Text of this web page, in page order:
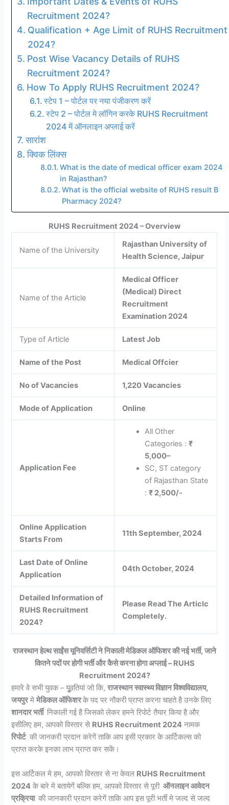
Recruitment 2024?
Qualification + Age Limit of RUHS Recruitment
2024?
Post Wise Vacancy Details of RUHS
Recruitment 2024?
How To Apply RUHS Recruitment 2024?
स्टेप 1 – पोर्टल पर नया पंजीकरण करें
स्टेप 2 – पोर्टल मे लॉगिन करके RUHS Recruitment
2024 में ऑनलाइन अप्लाई करें
सारांश
क्विक लिंक्स
What is the date of medical officer exam 2024
in Rajasthan?
What is the official website of RUHS result B
Pharmacy 2024?
RUHS Recruitment 2024– Overview
Name of the University
Rajasthan University of
Health Science, Jaipur
Name of the Article
Medical Officer
(Medical) Direct
Recruitment
Examination 2024
Type of Article Latest Job
Name of the Post Medical Offcier
No of Vacancies 1,220 Vacancies
Mode of Application Online
Application Fee
All Other
Categories : ₹
5,000–
SC, ST category
of Rajasthan State
: ₹ 2,500/-
Online Application
Starts From
11th September, 2024
Last Date of Online
Application
04th October, 2024
Detailed Information of
RUHS Recruitment
2024?
Please Read The Articlc
Completely.
राजस्थान हेल्थ साईंस यूनिवर्सिटी ने निकाली मेडिकल ऑफिशर की नई भर्ती, जाने
कितने पदों पर होगी भर्ती और कैसे करना होगा अप्लाई–RUHS
Recruitment 2024?
हमारे वे सभी युवक – युूवतियां जो कि,राजस्थान स्वास्थ्य विज्ञान विश्वविद्यालय,
जयपुरमेमेडिकल ऑफिशरके पद पर नौकरी प्राप्त करना चाहते है उनके लिए
शानदार भर्ती निकाली गई है जिसको लेकर हमने रिपोर्ट तैयार किया है और
इसीलिए हम, आपको विस्तार से RUHS Recruitment 2024 नामक
रिपोर्ट की जानकरी प्रदान करेगें ताकि आप इसी प्रकार के आर्टिकल्स को
प्राप्त करके इनका लाभ प्राप्त कर सकें।
इस आर्टिकल मे हम, आपको विस्तार से ना केवल RUHS Recruitment
2024 के बारे मे बतायेगें बल्कि हम, आपको विस्तार से पूरी ऑनलाइन आवेदन
प्रक्रिया की जानकारी प्रदान करेगें ताकि आप इस पूरी भर्ती मे जल्द से जल्द